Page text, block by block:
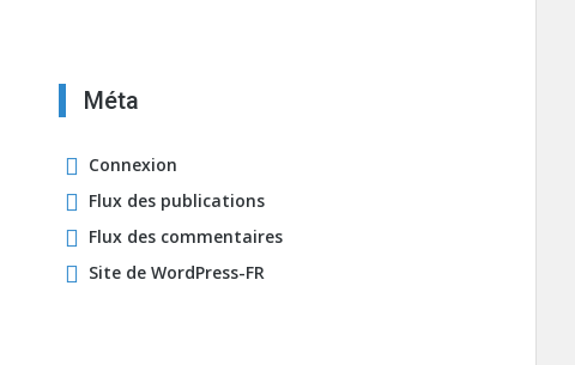
Méta
Connexion
Flux des publications
Flux des commentaires
Site de WordPress-FR